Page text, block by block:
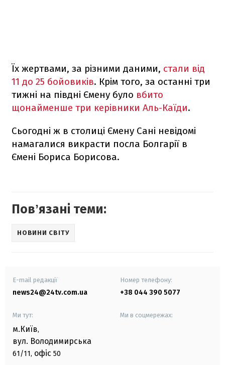
Їх жертвами, за різними даними, стали від
11 до 25 бойовиків. Крім того, за останні три
тижні на півдні Ємену було вбито
щонайменше три керівники Аль-Каїди.
Сьогодні ж в столиці Ємену Сані невідомі
намагалися викрасти посла Болгарії в
Ємені Бориса Борисова.
Повʼязані теми:
НОВИНИ СВІТУ
E-mail редакції
news24@24tv.com.ua
Номер телефону:
+38 044 390 5077
Ми тут:
м.Київ,
вул. Володимирська
61/11, офіс 50
Ми в соцмережах: